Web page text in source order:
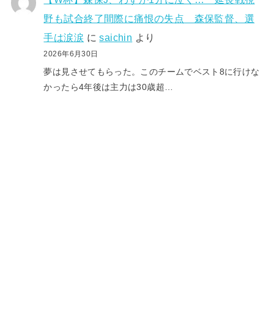
野も試合終了間際に痛恨の失点 森保監督、選
手は涙涙 にsaichin より
2026年6月30日
夢は見させてもらった。このチームでベスト8に行けな
かったら4年後は主力は30歳超…